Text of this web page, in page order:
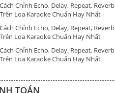
Cách Chỉnh Echo, Delay, Repeat, Reverb
Trên Loa Karaoke Chuẩn Hay Nhất
Cách Chỉnh Echo, Delay, Repeat, Reverb
Trên Loa Karaoke Chuẩn Hay Nhất
Cách Chỉnh Echo, Delay, Repeat, Reverb
Trên Loa Karaoke Chuẩn Hay Nhất
TOÁN